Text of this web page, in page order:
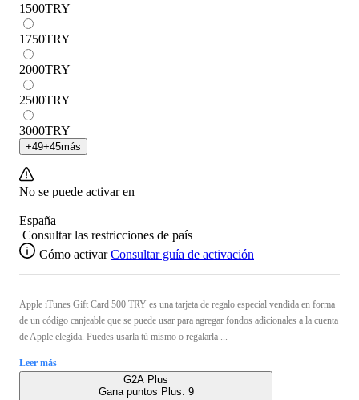
1500TRY
1750TRY
2000TRY
2500TRY
3000TRY
+49+45más
No se puede activar en
España
Consultar las restricciones de país
Cómo activar Consultar guía de activación
Apple iTunes Gift Card 500 TRY es una tarjeta de regalo especial vendida en forma
de un código canjeable que se puede usar para agregar fondos adicionales a la cuenta
de Apple elegida. Puedes usarla tú mismo o regalarla ...
Leer más
G2A Plus
Gana puntos Plus: 9